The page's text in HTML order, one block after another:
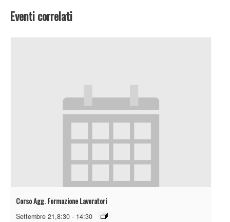
Eventi correlati
Corso Agg. Formazione Lavoratori
Settembre 21,8:30 - 14:30